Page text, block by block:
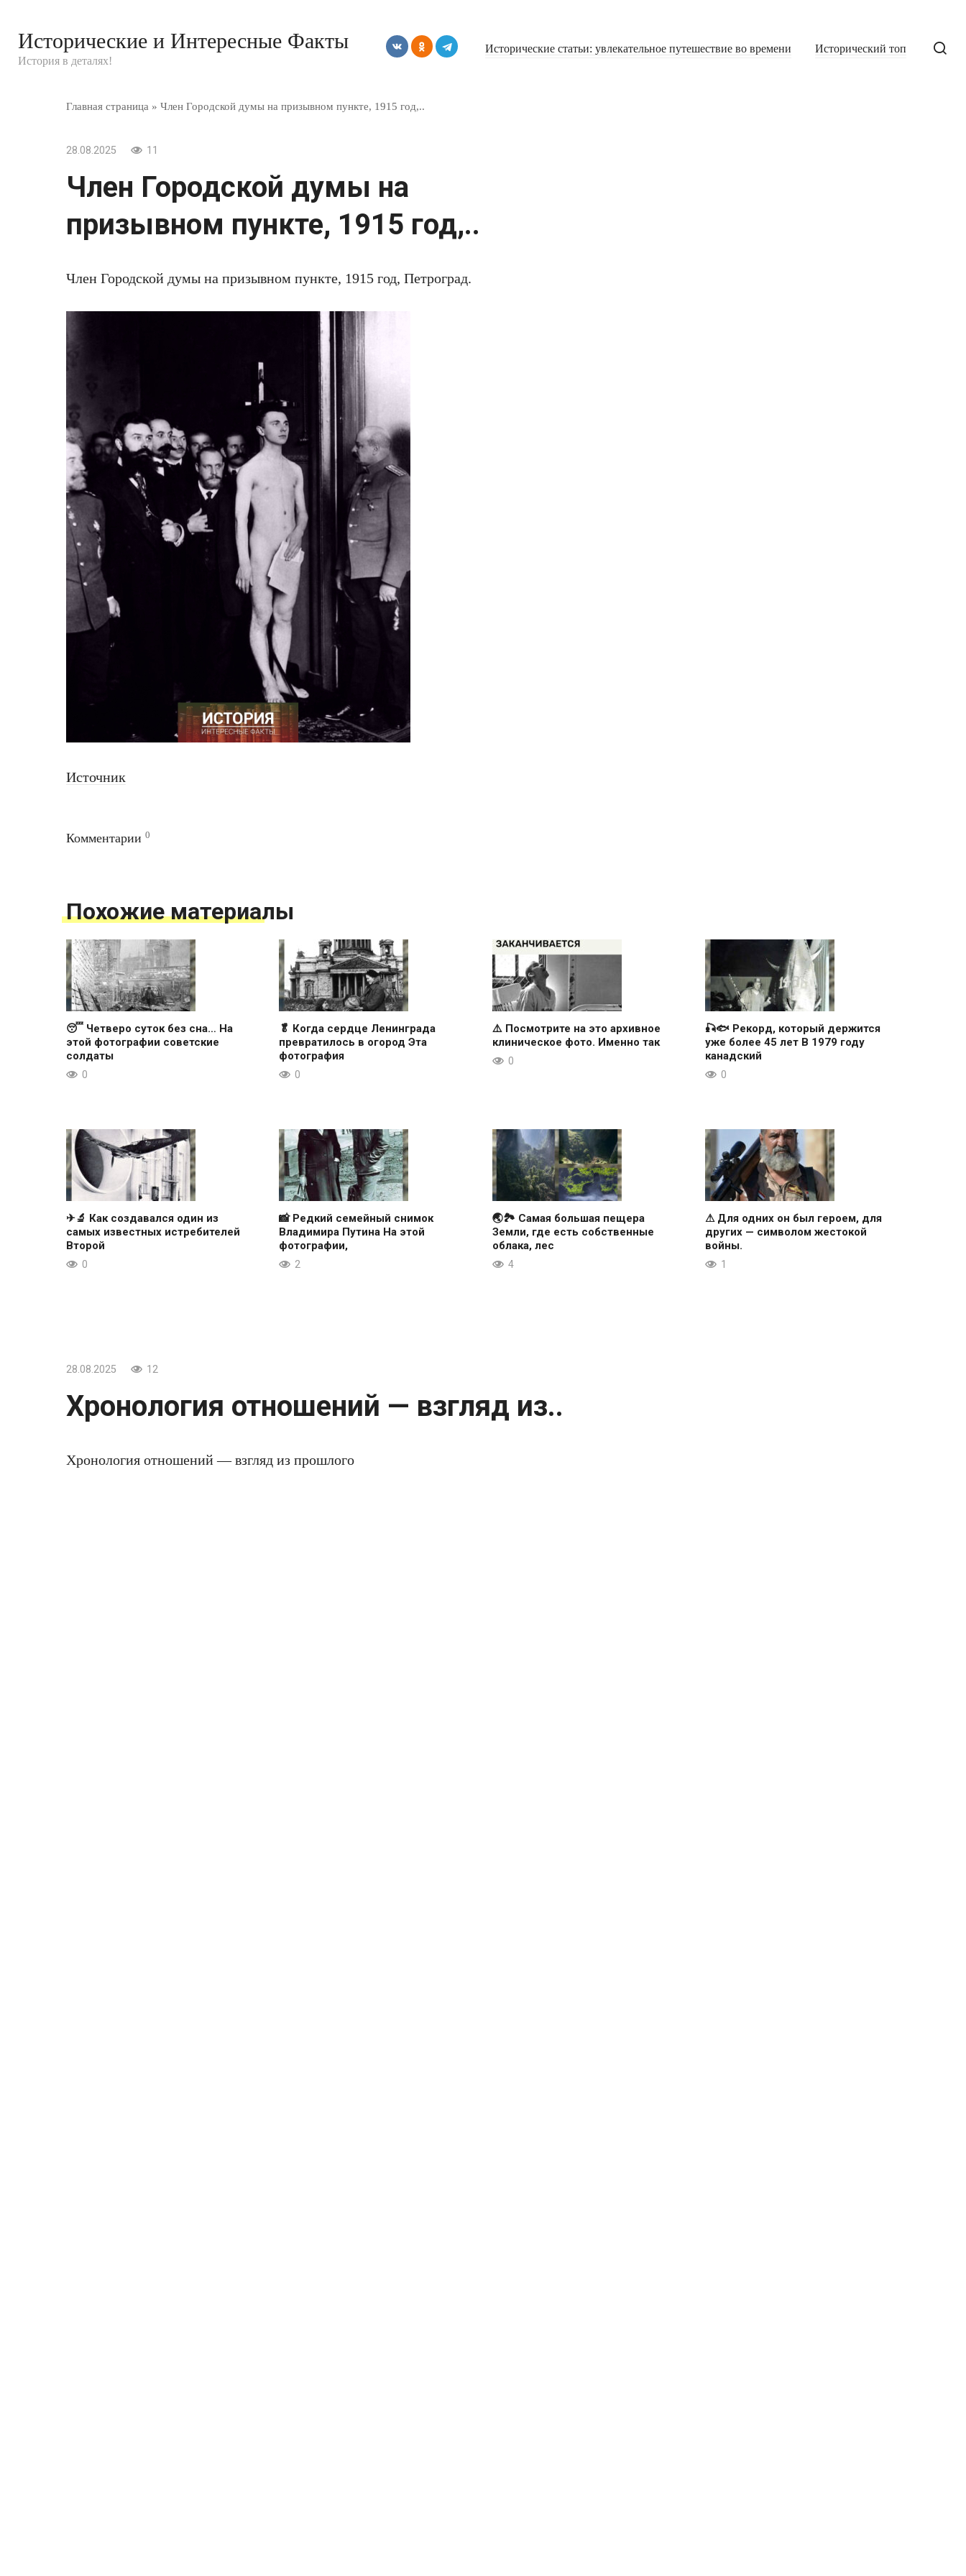
контенту
Исторические и Интересные Факты
История в деталях!
Исторические статьи: увлекательное путешествие во времени Исторический топ
Главная страница » Член Городской думы на призывном пункте, 1915 год,..
28.08.2025 11
Член Городской думы на
призывном пункте, 1915 год,..
Член Городской думы на призывном пункте, 1915 год, Петроград.
Источник
Комментарии 0
Похожие материалы
😴 Четверо суток без сна… На
этой фотографии советские
солдаты
0
🥬 Когда сердце Ленинграда
превратилось в огород Эта
фотография
0
⚠️ Посмотрите на это архивное
клиническое фото. Именно так
0
🎣🐟 Рекорд, который держится
уже более 45 лет В 1979 году
канадский
0
✈🔬 Как создавался один из
самых известных истребителей
Второй
0
📸 Редкий семейный снимок
Владимира Путина На этой
фотографии,
2
🌏🏞 Самая большая пещера
Земли, где есть собственные
облака, лес
4
⚠ Для одних он был героем, для
других — символом жестокой
войны.
1
28.08.2025 12
Хронология отношений — взгляд из..
Хронология отношений — взгляд из прошлого